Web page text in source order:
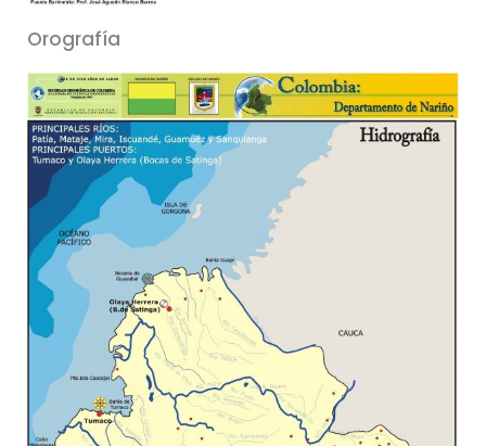
Orografía